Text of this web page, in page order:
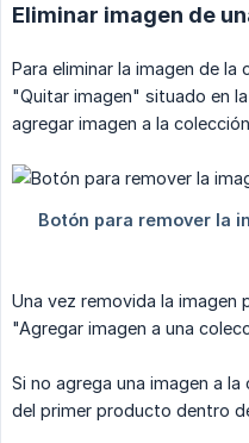
Eliminar imagen de
Para eliminar la imagen de
"Quitar imagen" situado en
agregar imagen a la
Una vez removida la imagen
"Agregar imagen a una
Si no agrega una imagen a
del primer producto dentro